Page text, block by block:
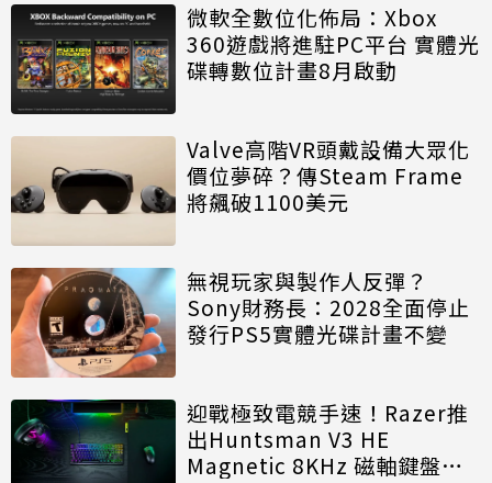
微軟全數位化佈局：Xbox
360遊戲將進駐PC平台 實體光
碟轉數位計畫8月啟動
Valve高階VR頭戴設備大眾化
價位夢碎？傳Steam Frame
將飆破1100美元
無視玩家與製作人反彈？
Sony財務長：2028全面停止
發行PS5實體光碟計畫不變
迎戰極致電競手速！Razer推
出Huntsman V3 HE
Magnetic 8KHz 磁軸鍵盤效